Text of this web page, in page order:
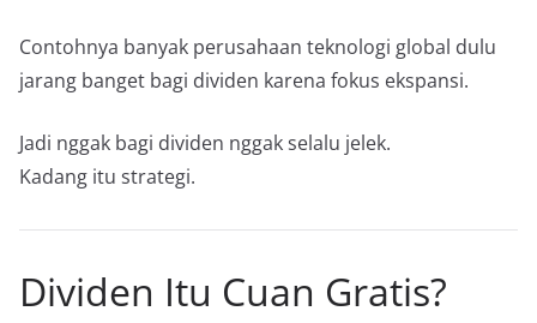
Contohnya banyak perusahaan teknologi global dulu
jarang banget bagi dividen karena fokus ekspansi.
Jadi nggak bagi dividen nggak selalu jelek.
Kadang itu strategi.
Dividen Itu Cuan Gratis?